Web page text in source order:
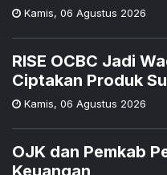
Kamis, 06 Agustus 2026
RISE OCBC Jadi
Ciptakan Produk
Kamis, 06 Agustus 2026
OJK dan Pemkab
Keuangan